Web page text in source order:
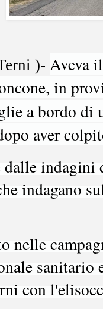
)- Aveva
in
a bordo di
aver
dalle
indagano
nelle
sanitario
con